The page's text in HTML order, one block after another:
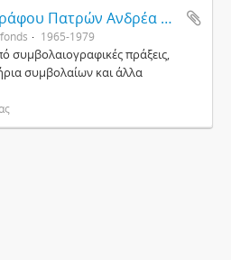
Αρχείο Συμβολαιογράφου Πατρών Ανδρέα Παπανδρεόπουλου
fonds 1965-1979
συμβολαιογραφικές πράξεις,
συμβολαίων και άλλα